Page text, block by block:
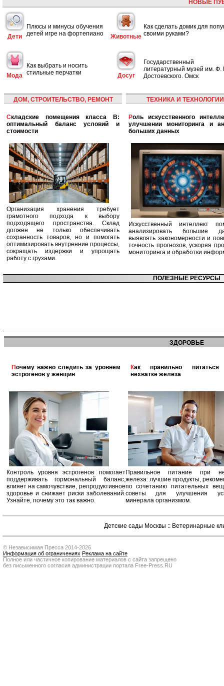
НОВЫЕ
Дети
Плюсы и минусы обучения
детей игре на фортепиано
Животные
Как сделать домик для
своими руками?
Мода
Как выбрать и носить
стильные перчатки
Досуг
Государственный
литературный музей им. Ф.
Достоевского. Омск
ДОМ, СТРОИТЕЛЬСТВО, РЕМОНТ
Складские помещения класса B:
оптимальный баланс условий и
стоимости
Организация хранения требует
грамотного подхода к выбору
подходящего пространства. Склад
должен не только обеспечивать
сохранность товаров, но и помогать
оптимизировать внутренние процессы,
сокращать издержки и упрощать
работу с грузами.
ТЕХНИКА И ТЕХНОЛОГИИ
Роль искусственного интеллекта в
улучшении мониторинга и
больших данных
Искусственный интеллект
анализировать большие
выявлять закономерности и
точность прогнозов, ускоряя
мониторинга и обработки
ПОЛЕЗНЫЕ РЕСУРСЫ
ЗДОРОВЬЕ
Почему важно следить за уровнем
эстрогенов у женщин
Контроль уровня эстрогенов помогает
поддерживать гормональный баланс,
влияет на самочувствие, репродуктивное
здоровье и снижает риски заболеваний.
Узнайте, почему это так важно.
Как правильно питаться при
нехватке железа
Правильное питание при
железа: лучшие продукты,
по сочетанию питательных
советы для улучшения
минерала организмом.
Детские сады Москвы :: Ветеринарные
© Независимая Пресса 2014-2026
Информация об ограничениях Реклама на сайте
Полное или частичное копирование материалов с сайта запрещено
без письменного согласия администрации портала Free-Press.RU